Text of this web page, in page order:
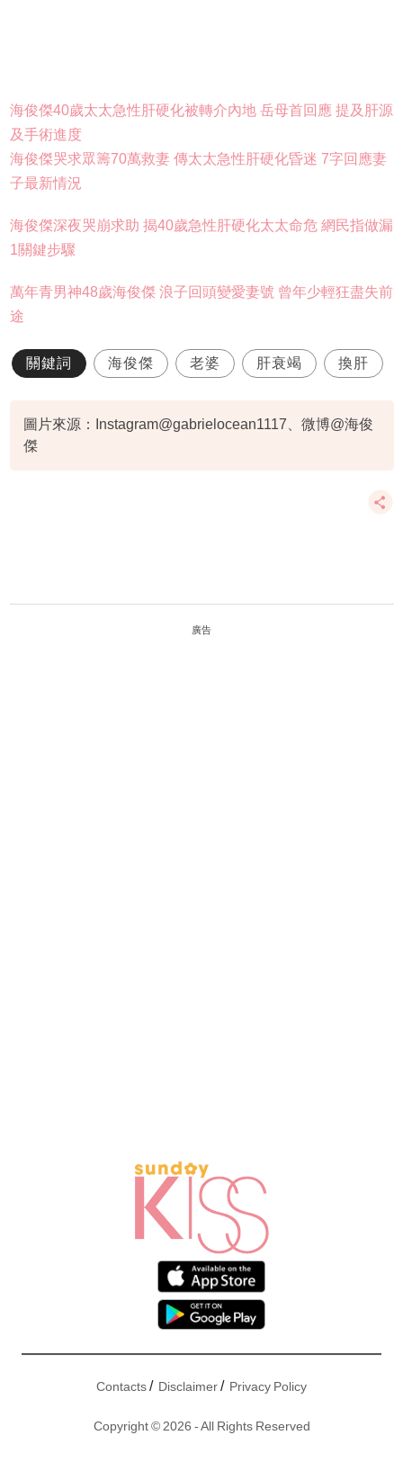
海俊傑40歲太太急性肝硬化被轉介內地 岳母首回應 提及肝源
及手術進度
海俊傑哭求眾籌70萬救妻 傳太太急性肝硬化昏迷 7字回應妻
子最新情況
海俊傑深夜哭崩求助 揭40歲急性肝硬化太太命危 網民指做漏
1關鍵步驟
萬年青男神48歲海俊傑 浪子回頭變愛妻號 曾年少輕狂盡失前
途
關鍵詞 海俊傑 老婆 肝衰竭 換肝
圖片來源：Instagram@gabrielocean1117、微博@海俊
傑
廣告
Contacts/ Disclaimer/ Privacy Policy
Copyright © 2026 - All Rights Reserved